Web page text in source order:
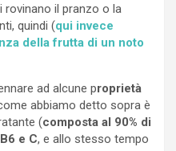
il pranzo o la
quindi (qui invece
della frutta di un noto
ad alcune proprietà
abbiamo detto sopra è
(composta al 90% di
e C, e allo stesso tempo